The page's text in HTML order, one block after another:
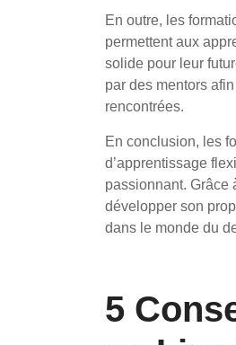
En outre, les
permettent aux
solide pour leur
par des mentors
rencontrées.
En conclusion, les
d’apprentissage
passionnant. Grâce
développer son
dans le monde du
5